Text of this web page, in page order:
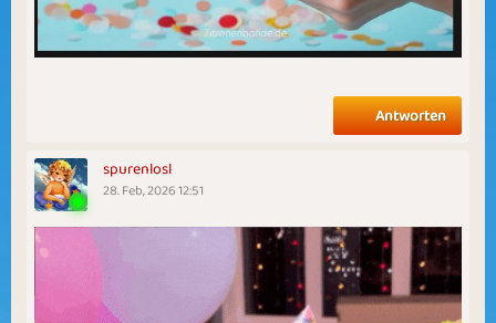
Antworten
spurenlosl
28. Feb, 2026 12:51